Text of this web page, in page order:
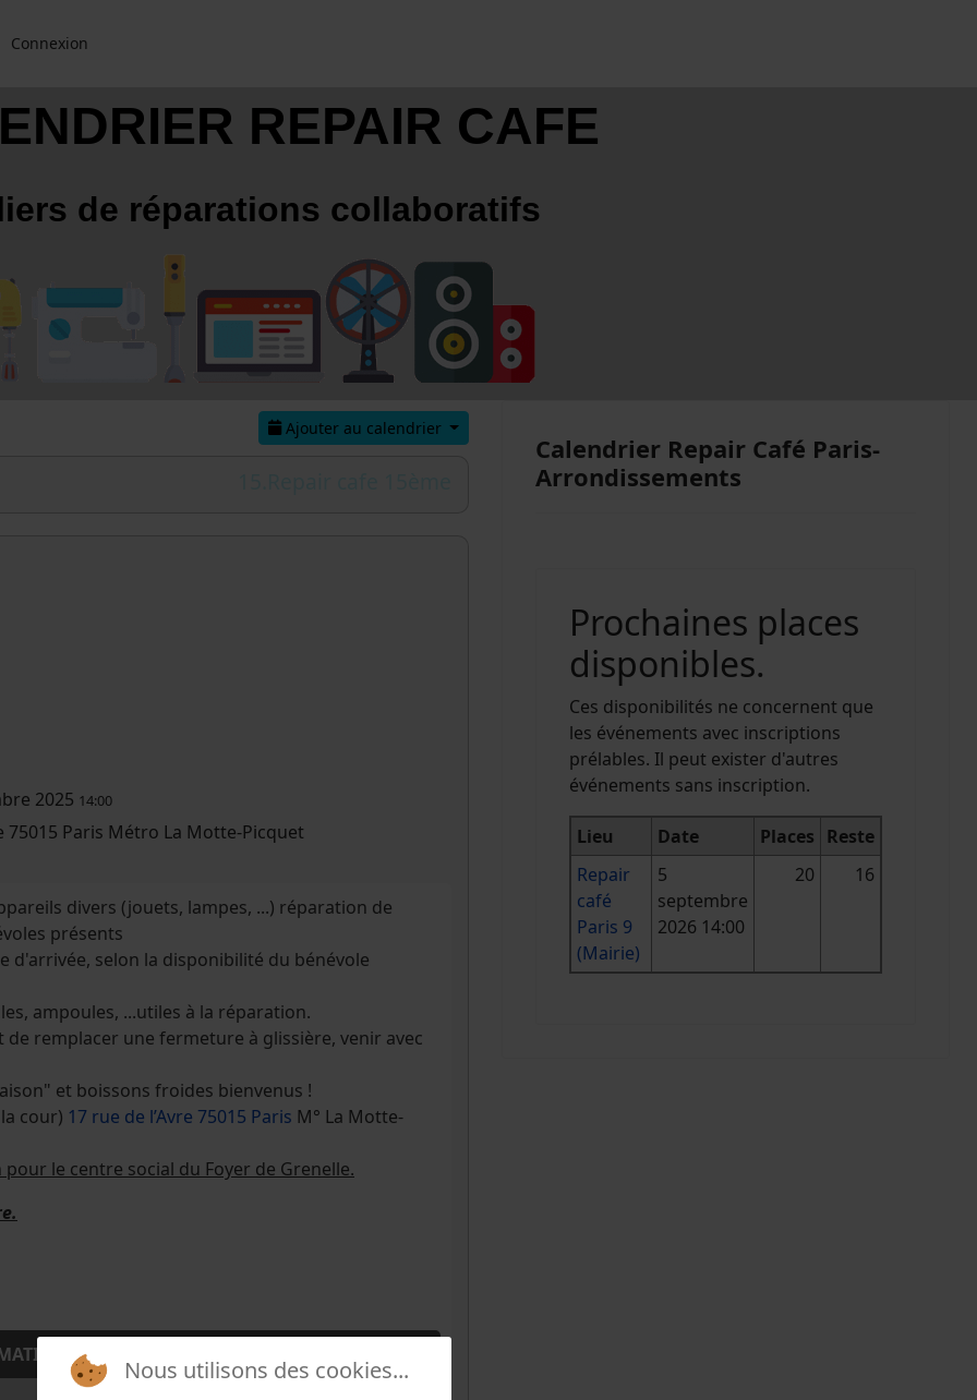
Connexion
REPAIR CAFE
de réparations collaboratifs
Ajouter au calendrier
2025 14:00
75015 Paris Métro La Motte-Picquet
divers (jouets, lampes, ...) réparation de
présents
d'arrivée, selon la disponibilité du bénévole
ampoules, ...utiles à la réparation.
de remplacer une fermeture à glissière, venir avec
et boissons froides bienvenus !
cour) 17 rue de l’Avre 75015 Paris M° La Motte-
le centre social du Foyer de Grenelle.
Calendrier Repair Café Paris-
Arrondissements
Prochaines places
disponibles.
Ces disponibilités ne concernent que
les événements avec inscriptions
prélables. Il peut exister d'autres
événements sans inscription.
Lieu Date Places Reste
Repair
café
Paris 9
(Mairie)
5
septembre
2026 14:00
20 16
Nous utilisons des cookies...